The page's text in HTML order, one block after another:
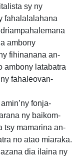
sy ny
fahalalalahana
ambony
fihinanana an-
ambony latabatra
fahaleovan-
fonja-
ny baikom-
tsy mamarina an-
no atao miaraka.
dia ilaina ny